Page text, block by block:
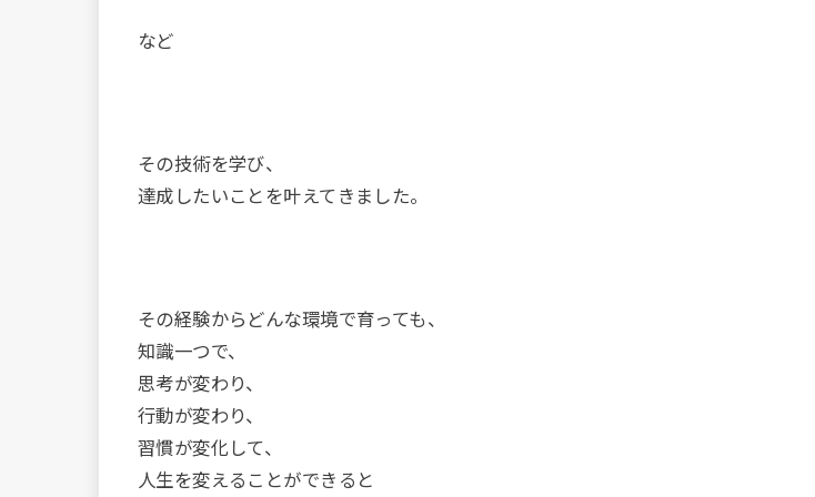
など
その技術を学び、
達成したいことを叶えてきました。
その経験からどんな環境で育っても、
知識一つで、
思考が変わり、
行動が変わり、
習慣が変化して、
人生を変えることができると